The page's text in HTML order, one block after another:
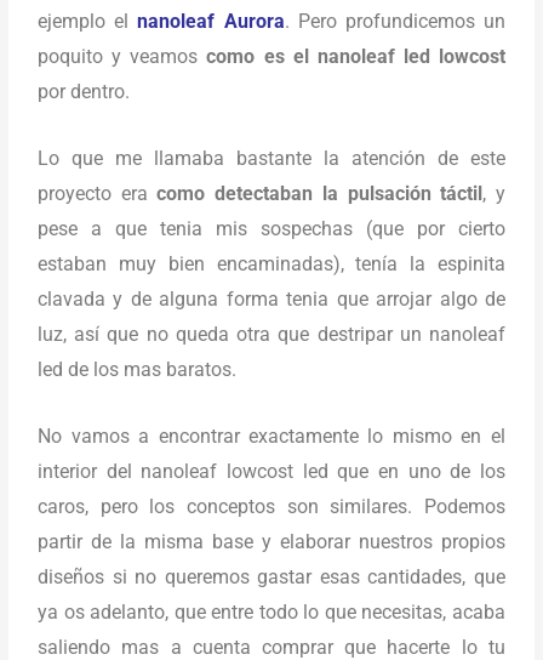
ejemplo elnanoleaf Aurora. Pero profundicemos un
poquito y veamoscomo es el nanoleaf led lowcost
por dentro.
Lo que me llamaba bastante la atención de este
proyecto eracomo detectaban la pulsación táctil, y
pese a que tenia mis sospechas (que por cierto
estaban muy bien encaminadas), tenía la espinita
clavada y de alguna forma tenia que arrojar algo de
luz, así que no queda otra que destripar un nanoleaf
led de los mas baratos.
No vamos a encontrar exactamente lo mismo en el
interior del nanoleaf lowcost led que en uno de los
caros, pero los conceptos son similares. Podemos
partir de la misma base y elaborar nuestros propios
diseños si no queremos gastar esas cantidades, que
ya os adelanto, que entre todo lo que necesitas, acaba
saliendo mas a cuenta comprar que hacerte lo tu